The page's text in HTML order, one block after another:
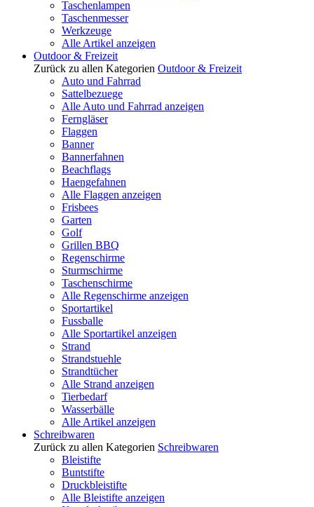
Taschenlampen
Taschenmesser
Werkzeuge
Alle Artikel anzeigen
Outdoor & Freizeit
Zurück zu allen Kategorien Outdoor & Freizeit
Auto und Fahrrad
Sattelbezuege
Alle Auto und Fahrrad anzeigen
Ferngläser
Flaggen
Banner
Bannerfahnen
Beachflags
Haengefahnen
Alle Flaggen anzeigen
Frisbees
Garten
Golf
Grillen BBQ
Regenschirme
Sturmschirme
Taschenschirme
Alle Regenschirme anzeigen
Sportartikel
Fussballe
Alle Sportartikel anzeigen
Strand
Strandstuehle
Strandtücher
Alle Strand anzeigen
Tierbedarf
Wasserbälle
Alle Artikel anzeigen
Schreibwaren
Zurück zu allen Kategorien Schreibwaren
Bleistifte
Buntstifte
Druckbleistifte
Alle Bleistifte anzeigen